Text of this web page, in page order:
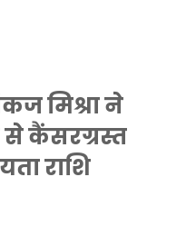
मिश्रा ने
से कैंसरग्रस्त
राशि